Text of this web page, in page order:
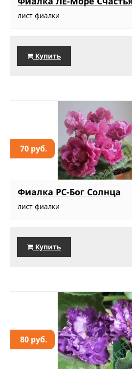
лист фиалки
Купить
70 руб.
Фиалка РС-Бог Солнца
лист фиалки
Купить
80 руб.